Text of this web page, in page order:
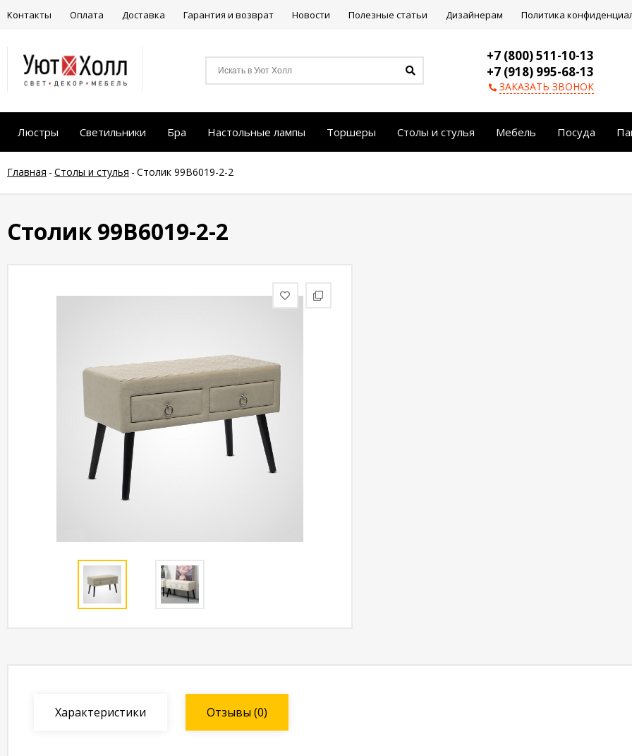
Контакты Оплата Доставка Гарантия и возврат Новости Полезные статьи Дизайнерам Политика
+7 (800) 511-10-13
+7 (918) 995-68-13
ЗАКАЗАТЬ ЗВОНОК
Люстры Светильники Бра Настольные лампы Торшеры Столы и стулья Мебель Посуда
Главная - Столы и стулья - Столик 99B6019-2-2
Столик 99B6019-2-2
Характеристики Отзывы (0)